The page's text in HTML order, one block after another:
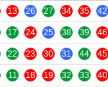
13 26 27 34 35 42
17 24 25 38 39 46
22 23 30 31 44 45
11 18 19 32 33 40